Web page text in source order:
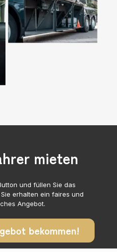
mieten
und füllen Sie das
erhalten ein faires und
Angebot.
bekommen!